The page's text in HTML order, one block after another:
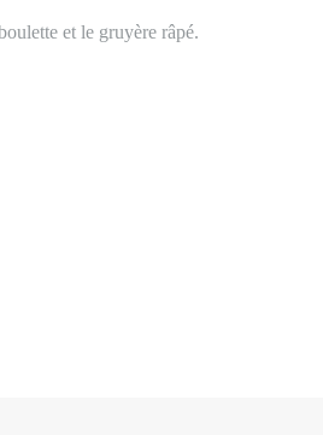
et le gruyère râpé.